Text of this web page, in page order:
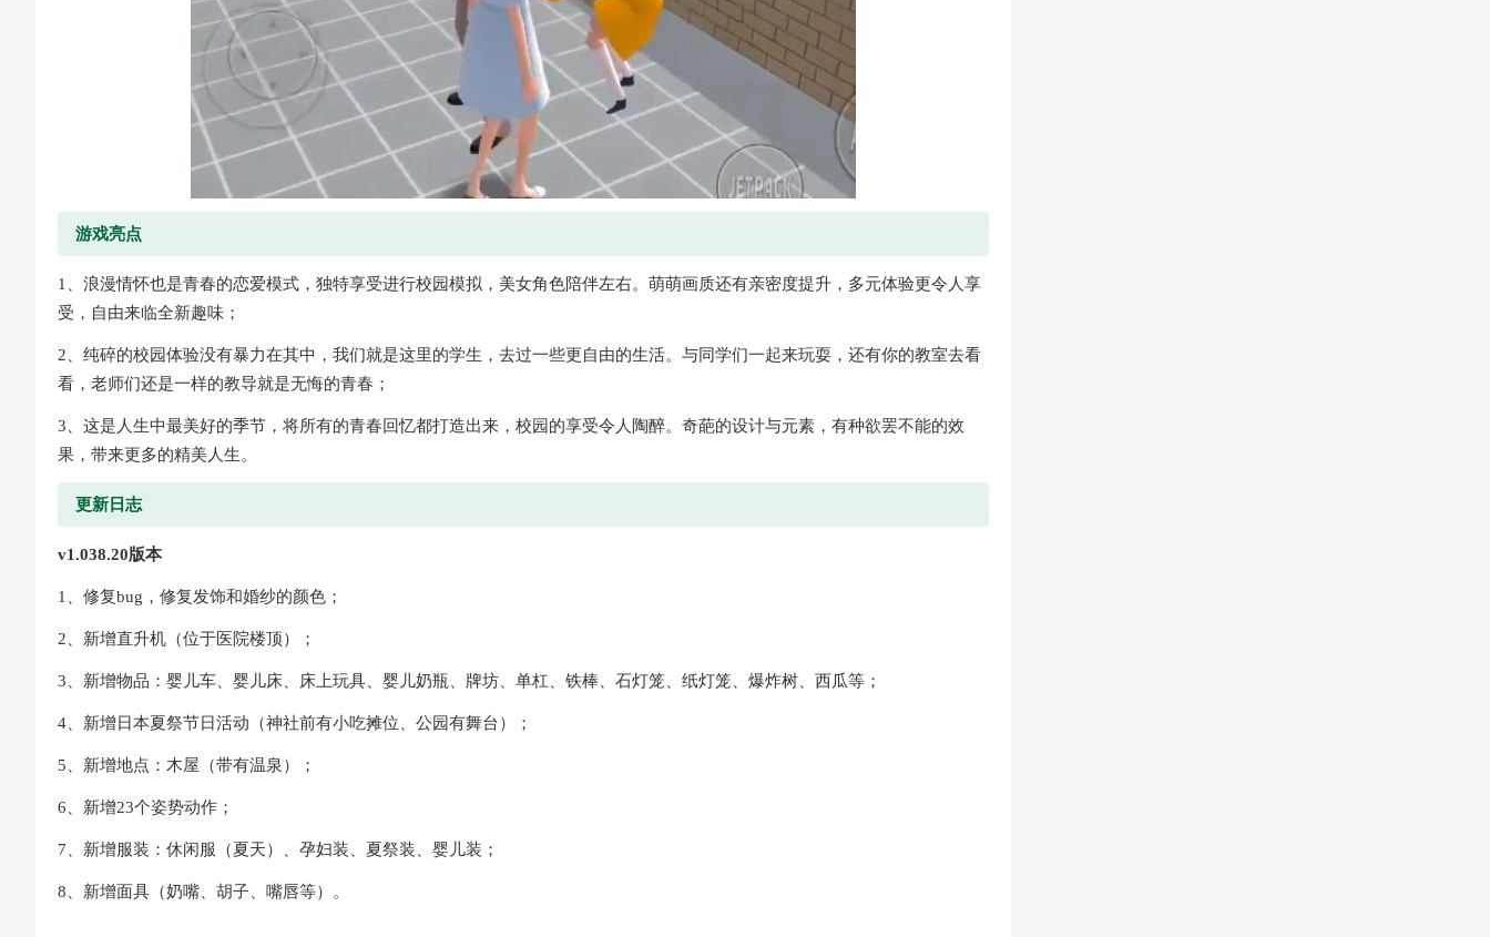
游戏亮点
1、浪漫情怀也是青春的恋爱模式，独特享受进行校园模拟，美女角色陪伴左右。萌萌画质还有亲密度提升，多元体验更令人享
受，自由来临全新趣味；
2、纯碎的校园体验没有暴力在其中，我们就是这里的学生，去过一些更自由的生活。与同学们一起来玩耍，还有你的教室去看
看，老师们还是一样的教导就是无悔的青春；
3、这是人生中最美好的季节，将所有的青春回忆都打造出来，校园的享受令人陶醉。奇葩的设计与元素，有种欲罢不能的效
果，带来更多的精美人生。
更新日志
v1.038.20版本
1、修复bug，修复发饰和婚纱的颜色；
2、新增直升机（位于医院楼顶）；
3、新增物品：婴儿车、婴儿床、床上玩具、婴儿奶瓶、牌坊、单杠、铁棒、石灯笼、纸灯笼、爆炸树、西瓜等；
4、新增日本夏祭节日活动（神社前有小吃摊位、公园有舞台）；
5、新增地点：木屋（带有温泉）；
6、新增23个姿势动作；
7、新增服装：休闲服（夏天）、孕妇装、夏祭装、婴儿装；
8、新增面具（奶嘴、胡子、嘴唇等）。